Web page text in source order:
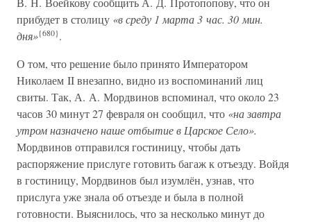
прибудет в столицу «в среду 1 марта 3 час. 30 мин.
дня»{680}.
О том, что решение было принято Императором
Николаем II внезапно, видно из воспоминаний лиц
свиты. Так, А. А. Мордвинов вспоминал, что около 23
часов 30 минут 27 февраля он сообщил, что «на завтра
утром назначено наше отбытие в Царское Село».
Мордвинов отправился гостиницу, чтобы дать
распоряжение прислуге готовить багаж к отъезду. Войдя
в гостиницу, Мордвинов был изумлён, узнав, что
прислуга уже знала об отъезде и была в полной
готовности. Выяснилось, что за несколько минут до